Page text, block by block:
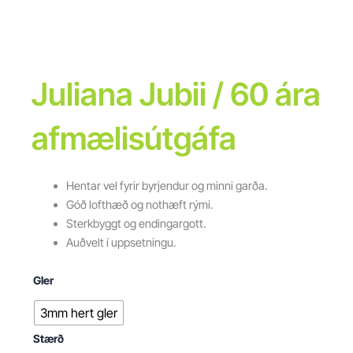
Juliana Jubii / 60 ára
afmælisútgáfa
Hentar vel fyrir byrjendur og minni garða.
Góð lofthæð og nothæft rými.
Sterkbyggt og endingargott.
Auðvelt í uppsetningu.
Gler
3mm hert gler
Stærð